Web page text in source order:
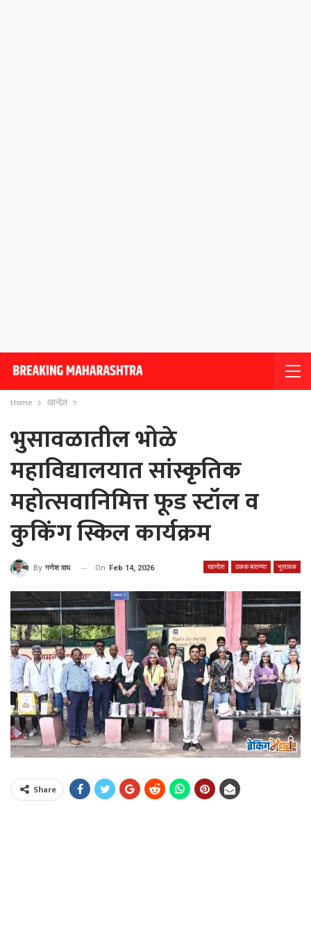
Home खान्देश
भुसावळातील भोळे
महाविद्यालयात सांस्कृतिक
महोत्सवानिमित्त फूड स्टॉल व
कुकिंग स्किल कार्यक्रम
खान्देश ठळक बातम्या भुसावळ
By गणेश वाघ On Feb 14, 2026
Share